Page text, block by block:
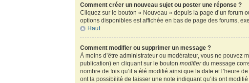
Comment créer un nouveau sujet ou poster une réponse ?
Cliquez sur le bouton « Nouveau » depuis la page d’un forum
options disponibles est affichée en bas de page des forums,
Haut
Comment modifier ou supprimer un message ?
À moins d’être administrateur ou modérateur, vous ne
publication) en cliquant sur le boutonmodifierdu message
nombre de fois qu’il a été modifié ainsi que la date et l’heure
ont la possibilité de laisser une note indiquant qu’ils ont